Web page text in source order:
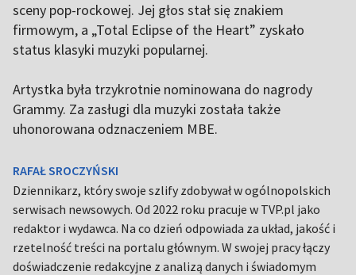
sceny pop-rockowej. Jej głos stał się znakiem
firmowym, a „Total Eclipse of the Heart” zyskało
status klasyki muzyki popularnej.
Artystka była trzykrotnie nominowana do nagrody
Grammy. Za zasługi dla muzyki została także
uhonorowana odznaczeniem MBE.
RAFAŁ SROCZYŃSKI
Dziennikarz, który swoje szlify zdobywał w ogólnopolskich
serwisach newsowych. Od 2022 roku pracuje w TVP.pl jako
redaktor i wydawca. Na co dzień odpowiada za układ, jakość i
rzetelność treści na portalu głównym. W swojej pracy łączy
doświadczenie redakcyjne z analizą danych i świadomym